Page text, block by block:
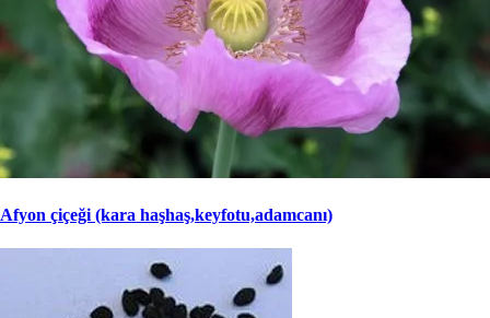
Afyon çiçeği (kara haşhaş,keyfotu,adamcanı)